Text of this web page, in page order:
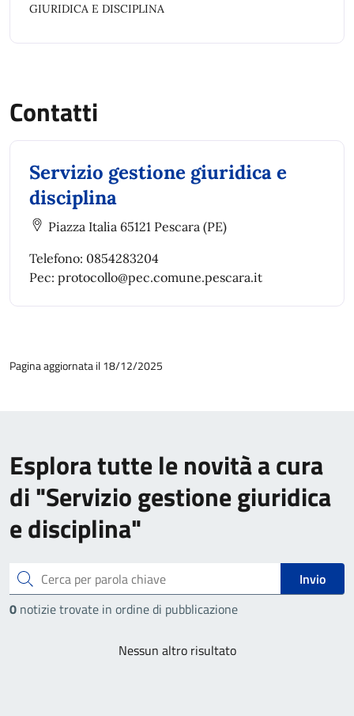
GIURIDICA E DISCIPLINA
Contatti
Servizio gestione giuridica e
disciplina
Piazza Italia 65121 Pescara (PE)
Telefono: 0854283204
Pec: protocollo@pec.comune.pescara.it
Pagina aggiornata il 18/12/2025
Esplora tutte le novità a cura
di "Servizio gestione giuridica
e disciplina"
Cerca
Invio
0 notizie trovate in ordine di pubblicazione
Nessun altro risultato